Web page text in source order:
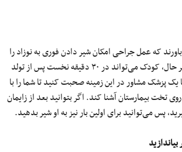
که عمل جراحی امکان شیر دادن فوری به نوزاد را
غیرممکن می‌سازد. به هر حال، کودک می‌تواند در ۳۰ دقیقه نخست پس از تولد
یک پزشک مشاور در این زمینه صحبت کنید تا شما را با
تخت بیمارستان آشنا کند. اگر بتوانید بعد از زایمان
پس می‌توانید برای اولین بار نیز به او شیر بدهید.